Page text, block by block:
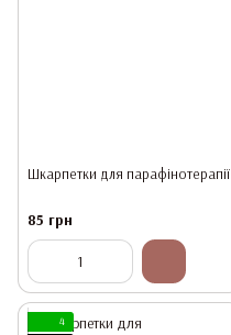
Шкарпетки для парафінотерапії
85 грн
4